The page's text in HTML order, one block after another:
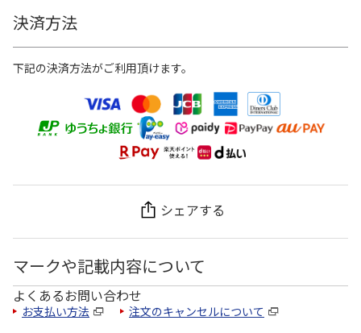
決済方法
下記の決済方法がご利用頂けます。
シェアする
マークや記載内容について
よくあるお問い合わせ
お支払い方法 注文のキャンセルについて